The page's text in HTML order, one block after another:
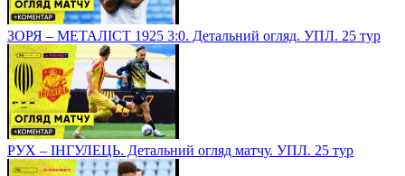
ЗОРЯ – МЕТАЛІСТ 1925 3:0. Детальний огляд. УПЛ. 25 тур
РУХ – ІНГУЛЕЦЬ. Детальний огляд матчу. УПЛ. 25 тур